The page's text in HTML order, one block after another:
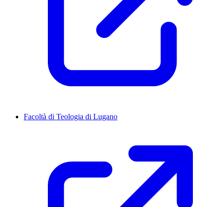
Facoltà di Teologia di Lugano